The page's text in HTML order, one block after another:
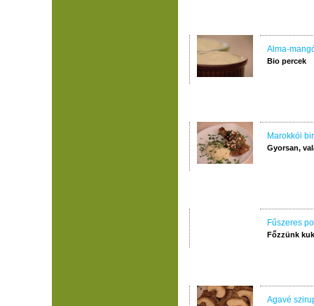
Alma-
Bio percek
Marokkói
Gyorsan,
Fűszeres
Főzzünk
Agavé